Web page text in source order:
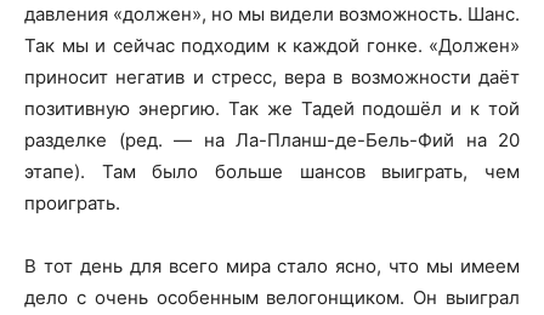
давления «должен», но мы видели возможность. Шанс.
Так мы и сейчас подходим к каждой гонке. «Должен»
приносит негатив и стресс, вера в возможности даёт
позитивную энергию. Так же Тадей подошёл и к той
разделке (ред. — на Ла-Планш-де-Бель-Фий на 20
этапе). Там было больше шансов выиграть, чем
проиграть.
В тот день для всего мира стало ясно, что мы имеем
дело с очень особенным велогонщиком. Он выиграл